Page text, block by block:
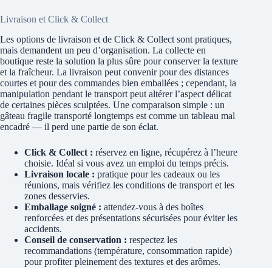
Livraison et Click & Collect
Les options de livraison et de Click & Collect sont pratiques,
mais demandent un peu d’organisation. La collecte en
boutique reste la solution la plus sûre pour conserver la texture
et la fraîcheur. La livraison peut convenir pour des distances
courtes et pour des commandes bien emballées ; cependant, la
manipulation pendant le transport peut altérer l’aspect délicat
de certaines pièces sculptées. Une comparaison simple : un
gâteau fragile transporté longtemps est comme un tableau mal
encadré — il perd une partie de son éclat.
Click & Collect : réservez en ligne, récupérez à l’heure
choisie. Idéal si vous avez un emploi du temps précis.
Livraison locale : pratique pour les cadeaux ou les
réunions, mais vérifiez les conditions de transport et les
zones desservies.
Emballage soigné : attendez-vous à des boîtes
renforcées et des présentations sécurisées pour éviter les
accidents.
Conseil de conservation : respectez les
recommandations (température, consommation rapide)
pour profiter pleinement des textures et des arômes.